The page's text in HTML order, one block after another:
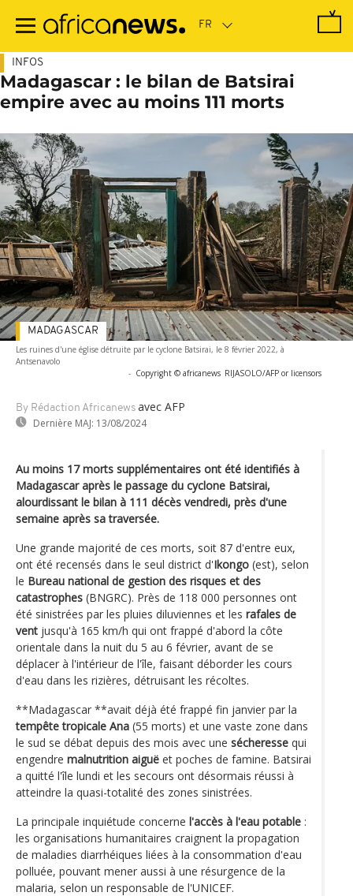
contenu
INFOS
Madagascar : le bilan de Batsirai
empire avec au moins 111 morts
Les ruines d'une église détruite par le cyclone Batsirai, le 8 février 2022, à
Antsenavolo
- Copyright © africanews RIJASOLO/AFP or licensors
By Rédaction Africanews avec AFP
Dernière MAJ: 13/08/2024
MADAGASCAR
Au moins 17 morts supplémentaires ont été identifiés à
Madagascar après le passage du cyclone Batsirai,
alourdissant le bilan à 111 décès vendredi, près d'une
semaine après sa traversée.
Une grande majorité de ces morts, soit 87 d'entre eux,
ont été recensés dans le seul district d'Ikongo (est), selon
le Bureau national de gestion des risques et des
catastrophes (BNGRC). Près de 118 000 personnes ont
été sinistrées par les pluies diluviennes et les rafales de
vent jusqu'à 165 km/h qui ont frappé d'abord la côte
orientale dans la nuit du 5 au 6 février, avant de se
déplacer à l'intérieur de l'île, faisant déborder les cours
d'eau dans les rizières, détruisant les récoltes.
**Madagascar **avait déjà été frappé fin janvier par la
tempête tropicale Ana (55 morts) et une vaste zone dans
le sud se débat depuis des mois avec une sécheresse qui
engendre malnutrition aiguë et poches de famine. Batsirai
a quitté l'île lundi et les secours ont désormais réussi à
atteindre la quasi-totalité des zones sinistrées.
La principale inquiétude concerne l'accès à l'eau potable :
les organisations humanitaires craignent la propagation
de maladies diarrhéiques liées à la consommation d'eau
polluée, pouvant mener aussi à une résurgence de la
malaria, selon un responsable de l'UNICEF.